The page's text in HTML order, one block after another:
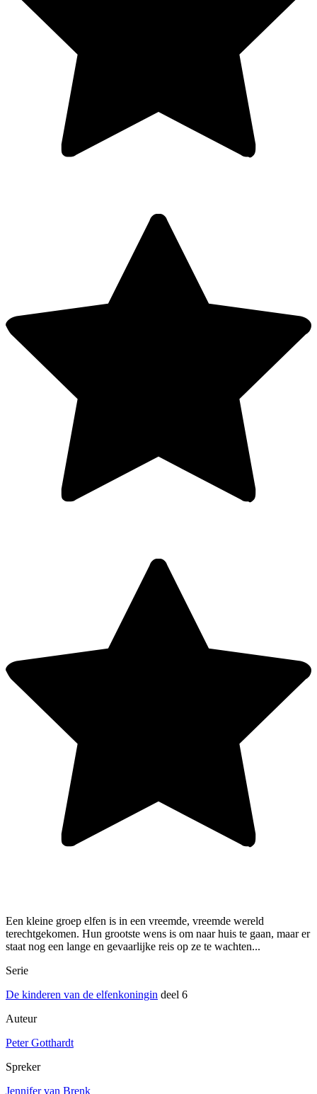
Een kleine groep elfen is in een vreemde, vreemde wereld
terechtgekomen. Hun grootste wens is om naar huis te gaan, maar er
staat nog een lange en gevaarlijke reis op ze te wachten...
Serie
De kinderen van de elfenkoningin deel 6
Auteur
Peter Gotthardt
Spreker
Jennifer van Brenk